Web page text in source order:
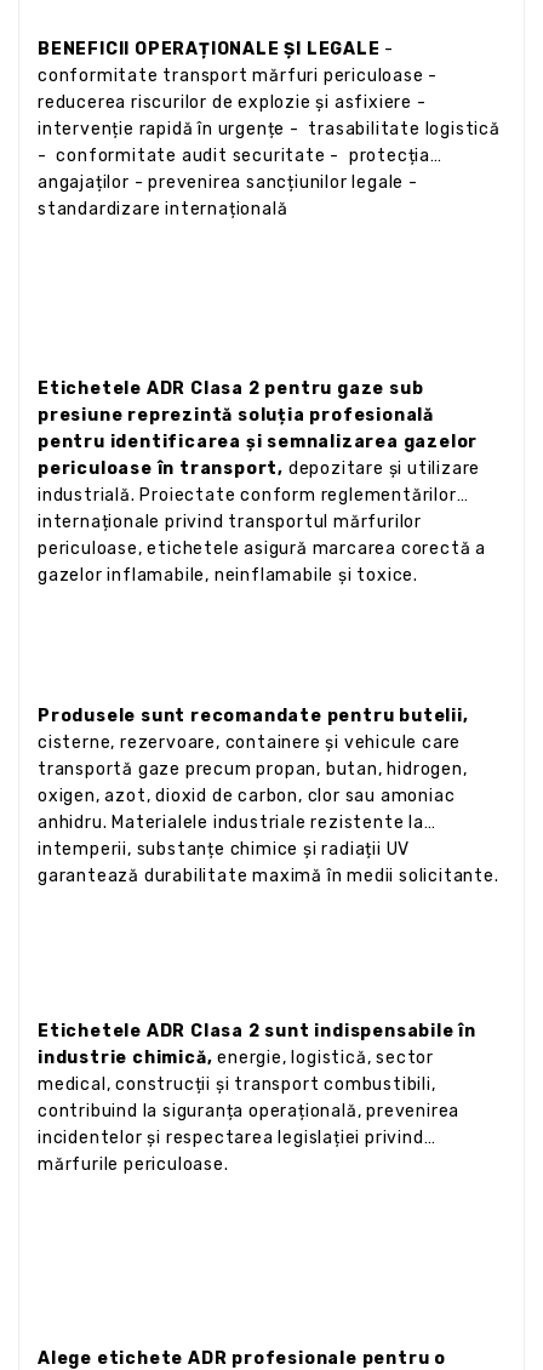
BENEFICII OPERAȚIONALE ȘI LEGALE -
conformitate transport mărfuri periculoase -
reducerea riscurilor de explozie și asfixiere -
intervenție rapidă în urgențe - trasabilitate logistică
- conformitate audit securitate - protecția
angajaților - prevenirea sancțiunilor legale -
standardizare internațională
Etichetele ADR Clasa 2 pentru gaze sub
presiune reprezintă soluția profesională
pentru identificarea și semnalizarea gazelor
periculoase în transport, depozitare și utilizare
industrială. Proiectate conform reglementărilor
internaționale privind transportul mărfurilor
periculoase, etichetele asigură marcarea corectă a
gazelor inflamabile, neinflamabile și toxice.
Produsele sunt recomandate pentru butelii,
cisterne, rezervoare, containere și vehicule care
transportă gaze precum propan, butan, hidrogen,
oxigen, azot, dioxid de carbon, clor sau amoniac
anhidru. Materialele industriale rezistente la
intemperii, substanțe chimice și radiații UV
garantează durabilitate maximă în medii solicitante.
Etichetele ADR Clasa 2 sunt indispensabile în
industrie chimică, energie, logistică, sector
medical, construcții și transport combustibili,
contribuind la siguranța operațională, prevenirea
incidentelor și respectarea legislației privind
mărfurile periculoase.
Alege etichete ADR profesionale pentru o